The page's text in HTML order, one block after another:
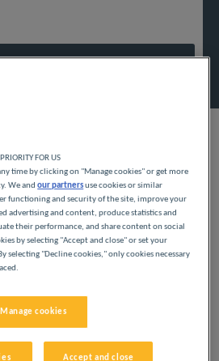
Rechercher
end, en vacances ou en
trouver un hôtel à
de la gare de La Rochelle facilite
premières minutes. Idéalement
la gare SNCF et du Vieux-Port,
et de partir à la découverte de la
à ses chambres confortables, ses
et économique
TER ou Intercités ? Vous
côte Atlantique sans perdre de
FOR US
time by clicking on "Manage cookies" or get more
We andour partnersuse cookies or similar
functioning and security of the site, improve your
advertising and content, produce statistics and
their performance, and share content on social
by selecting "Accept and close" or set your
selecting "Decline cookies," only cookies necessary
Manage cookies
Accept and close